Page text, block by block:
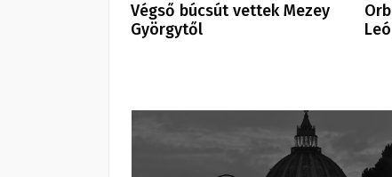
Végső búcsút vettek Mezey
Györgytől